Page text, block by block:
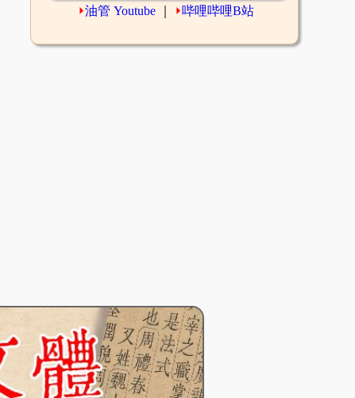
⏵油管 Youtube ⏵哔哩哔哩B站